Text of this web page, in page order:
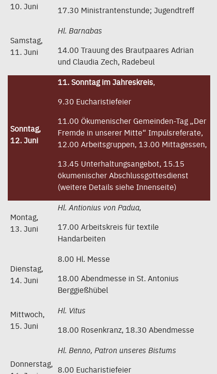
10. Juni
17.30 Ministrantenstunde; Jugendtreff
Samstag,
11. Juni
Hl. Barnabas
14.00 Trauung des Brautpaares Adrian
und Claudia Zech, Radebeul
Sonntag,
12. Juni
11. Sonntag im Jahreskreis,
9.30 Eucharistiefeier
11.00 Ökumenischer Gemeinden-Tag „Der
Fremde in unserer Mitte“ Impulsreferate,
12.00 Arbeitsgruppen, 13.00 Mittagessen,
13.45 Unterhaltungsangebot, 15.15
ökumenischer Abschlussgottesdienst
(weitere Details siehe Innenseite)
Montag,
13. Juni
Hl. Antionius von Padua,
17.00 Arbeitskreis für textile
Handarbeiten
Dienstag,
14. Juni
8.00 Hl. Messe
18.00 Abendmesse in St. Antonius
Berggießhübel
Mittwoch,
15. Juni
Hl. Vitus
18.00 Rosenkranz, 18.30 Abendmesse
Donnerstag,
Hl. Benno, Patron unseres Bistums
8.00 Eucharistiefeier